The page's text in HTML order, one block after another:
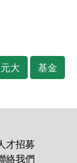
元大 基金
才招募
絡我們